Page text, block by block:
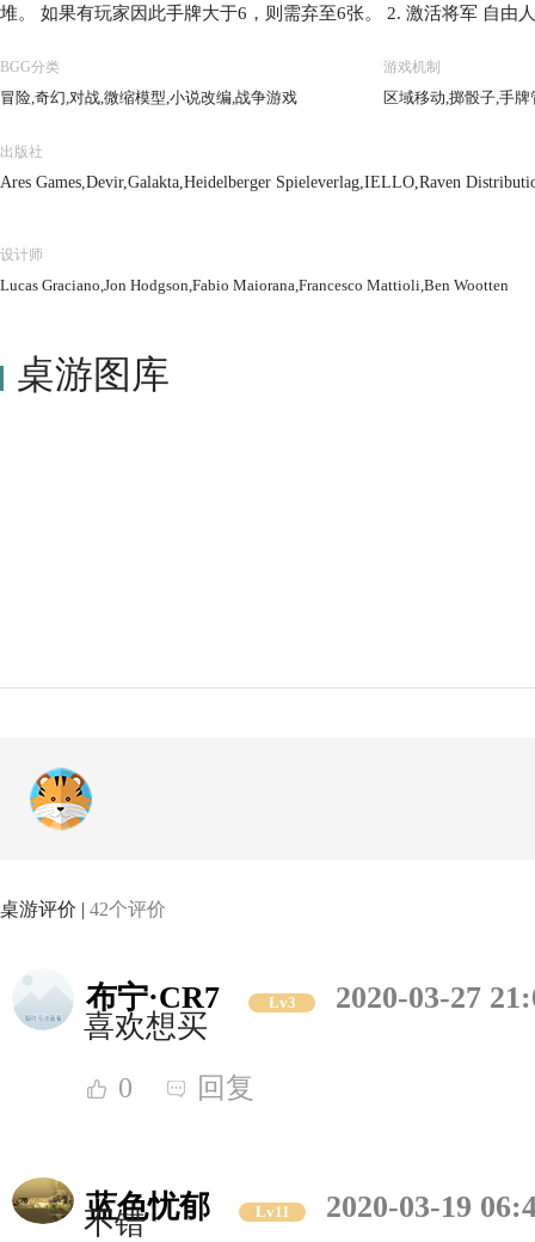
堆。 如果有玩家因此手牌大于6，则需弃至6张。 2. 激活将军 自由
需放置在不同的军队。 3. 命运 黑暗势力玩家抽取一定数目的命运
激活标志数（最少为1），黑暗势力玩家有权决定是执行当前标记
有选择的板块放回布袋。 4. 黑暗领导 黑暗势力玩家可以放置一定
于当前黑暗势力玩家的行动骰数目（起始为6）。 黑暗势力玩家放
自由人民玩家先开始，双方轮流进行行动——选择并执行相应的行
可选择执行一个将军的技能效果。 若玩家的未用行动骰数目＜对
城拔寨、斗智斗勇（还要斗运气），最终通过争取时间和地盘来获
BGG分类
冒险,奇幻,对战,微缩模型,小说改编,战争游戏
游戏机制
区域移动,掷骰子,手牌
出版社
Ares Games,Devir,Galakta,Heidelberger Spieleverlag,IELLO,Raven
设计师
Lucas Graciano,Jon Hodgson,Fabio Maiorana,Francesco Mattioli,Ben Wootten
桌游图库
桌游评价 | 42个评价
布宁·CR7 Lv3
2020-03-27
喜欢想买
0 回复
蓝色忧郁 Lv11 2020-03-19
不错